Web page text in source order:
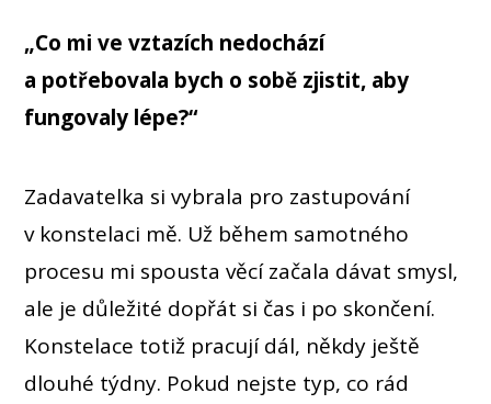
„Co mi ve vztazích nedochází
a potřebovala bych o sobě zjistit, aby
fungovaly lépe?“
Zadavatelka si vybrala pro zastupování
v konstelaci mě. Už během samotného
procesu mi spousta věcí začala dávat smysl,
ale je důležité dopřát si čas i po skončení.
Konstelace totiž pracují dál, někdy ještě
dlouhé týdny. Pokud nejste typ, co rád